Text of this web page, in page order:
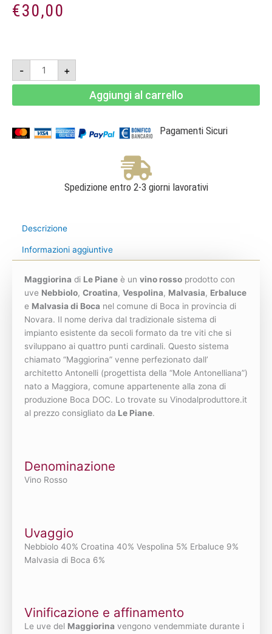
€30,00
-
Maggiorina
2022
-
Vino
quantità
+
Aggiungi al carrello
Pagamenti Sicuri
Spedizione entro 2-3 giorni lavorativi
Descrizione
Informazioni aggiuntive
Maggiorina di Le Piane è un vino rosso prodotto con
uve Nebbiolo, Croatina, Vespolina, Malvasia, Erbaluce
e Malvasia di Boca nel comune di Boca in provincia di
Novara. Il nome deriva dal tradizionale sistema di
impianto esistente da secoli formato da tre viti che si
sviluppano ai quattro punti cardinali. Questo sistema
chiamato “Maggiorina” venne perfezionato dall’
architetto Antonelli (progettista della “Mole Antonelliana”)
nato a Maggiora, comune appartenente alla zona di
produzione Boca DOC. Lo trovate su Vinodalproduttore.it
al prezzo consigliato da Le Piane.
Denominazione
Vino Rosso
Uvaggio
Nebbiolo 40% Croatina 40% Vespolina 5% Erbaluce 9%
Malvasia di Boca 6%
Vinificazione e affinamento
Le uve del Maggiorina vengono vendemmiate durante i